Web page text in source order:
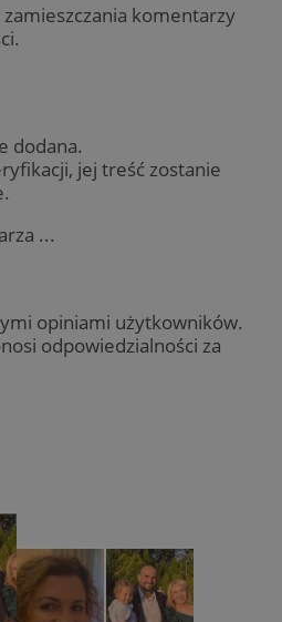
komentarzy
dodana.
jej treść zostanie
...
opiniami użytkowników.
odpowiedzialności za